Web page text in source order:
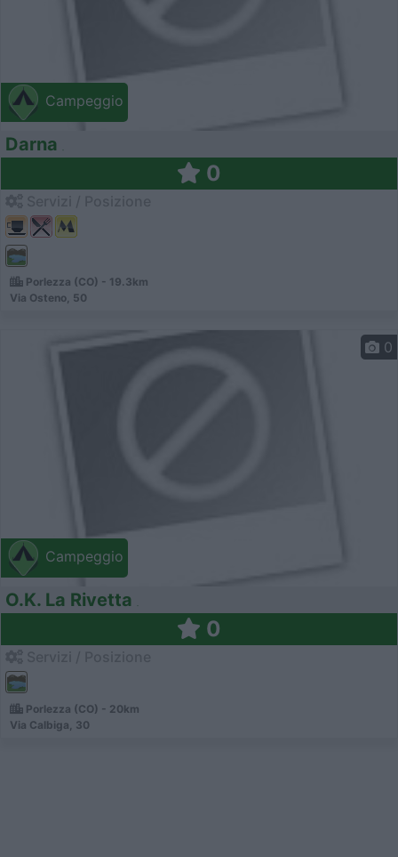
Campeggio
Darna
0
Porlezza (CO) - 19.3km
Via Osteno, 50
Campeggio
0
O.K. La Rivetta
0
Porlezza (CO) - 20km
Via Calbiga, 30